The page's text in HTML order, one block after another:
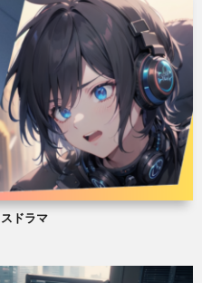
ドラマ